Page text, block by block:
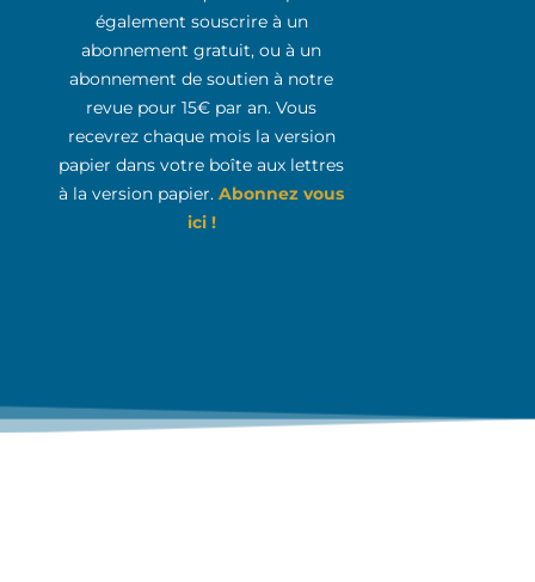
également souscrire à un
abonnement gratuit, ou à un
abonnement de soutien à notre
revue pour 15€ par an. Vous
recevrez chaque mois la version
papier dans votre boîte aux lettres
à la version papier.Abonnez vous
ici !